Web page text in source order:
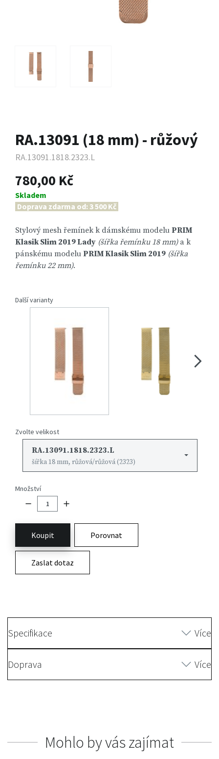
RA.13091 (18 mm) - růžový
RA.13091.1818.2323.L
780,00 Kč
Skladem
Doprava zdarma od: 3 500 Kč
Stylový mesh řemínek k dámskému modelu PRIM
Klasik Slim 2019 Lady (šířka řemínku 18 mm)a k
pánskému modelu PRIM Klasik Slim 2019 (šířka
řemínku 22 mm).
Další varianty
Zvolte velikost
RA.13091.1818.2323.L
šířka 18 mm, růžová/růžová (2323)
Množství
Koupit Porovnat
Zaslat dotaz
Specifikace Více
Doprava Více
Mohlo by vás zajímat